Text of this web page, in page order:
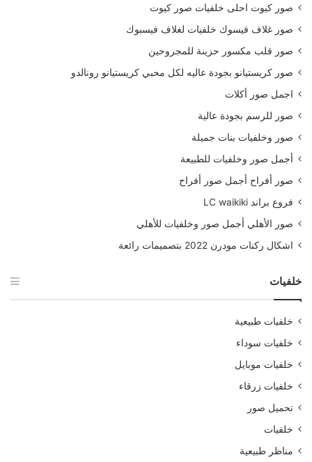
صور كيوت احلى خلفيات صور كيوت
صور غلاف فيسوك خلفيات لغلاف فيسبوك
صور قلب مكسور حزينة للمجروحين
صور كريستيانو بجودة عاليه لكل محبي كريستيانو رونالدو
اجمل صور أكلات
صور للرسم بجودة عالية
صور وخلفيات بنات جميلة
أجمل صور وخلفيات للطبيعة
صور أفراح أجمل صور أفراح
فروع براند LC waikiki
صور الأهلي أجمل صور وخلفيات للأهلي
اشكال ركنات مودرن 2022 بتصميمات رائعة
خلفيات
خلفيات طبيعية
خلفيات سوداء
خلفيات موبايل
خلفيات زرقاء
تحميل صور
خلفيات
مناظر طبيعية